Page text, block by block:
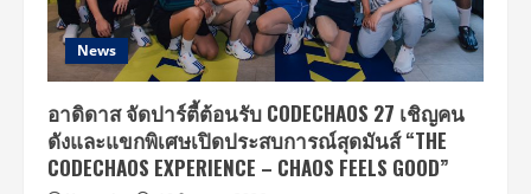
พลาด
29
ตุลาคม
นี้
News
อาดิดาส จัดปาร์ตี้ต้อนรับ CODECHAOS 27 เชิญคน
ดังและแขกพิเศษเปิดประสบการณ์สุดมันส์ “THE
CODECHAOS EXPERIENCE – CHAOS FEELS GOOD”